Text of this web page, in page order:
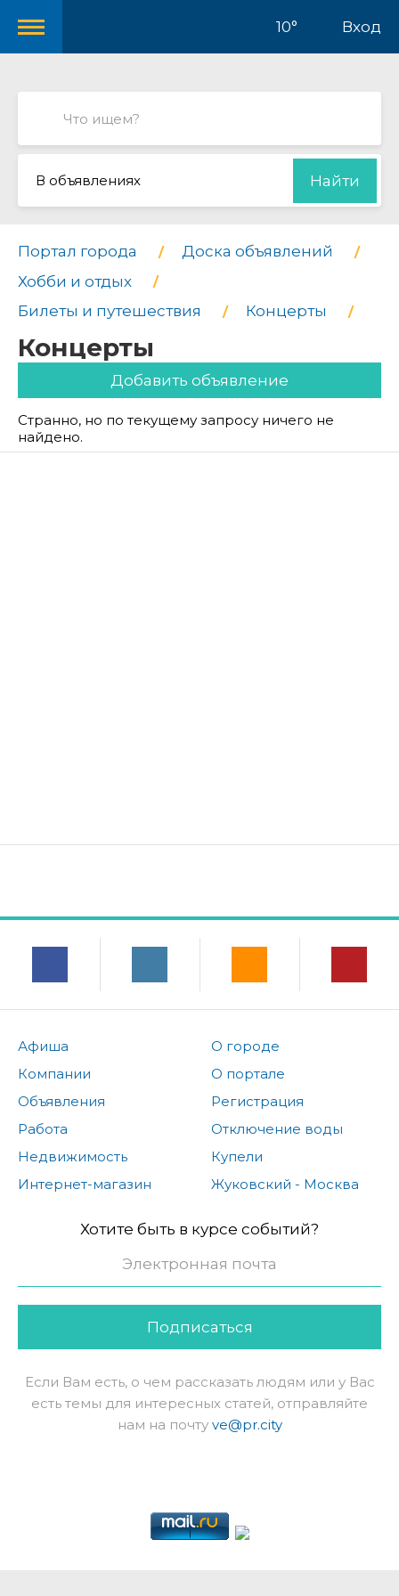
10° Вход
В объявлениях Найти
Портал города
Доска объявлений
Хобби и отдых
Билеты и путешествия
Концерты
Концерты
Добавить объявление
Странно, но по текущему запросу ничего не
найдено.
Афиша
Компании
Объявления
Работа
Недвижимость
Интернет-магазин
О городе
О портале
Регистрация
Отключение воды
Купели
Жуковский - Москва
Хотите быть в курсе событий?
Подписаться
Если Вам есть, о чем рассказать людям или у Вас
есть темы для интересных статей, отправляйте
нам на почту ve@pr.city